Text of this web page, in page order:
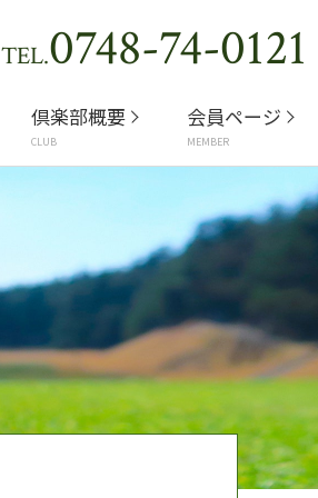
TEL.0748-74-0121
倶楽部概要
CLUB
会員ページ
MEMBER